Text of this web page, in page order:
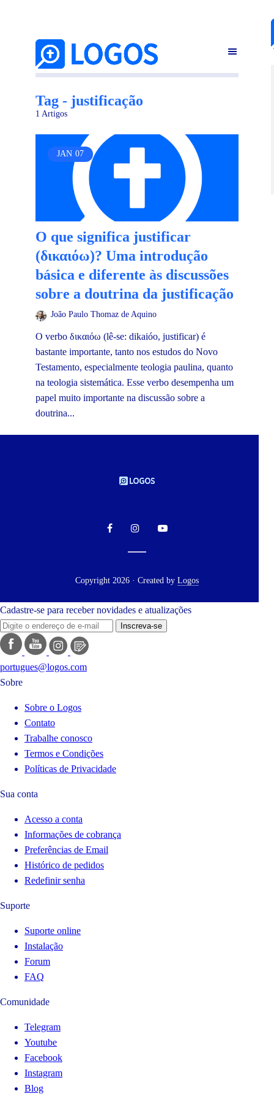
Tag - justificação
1 Artigos
JAN 07
O que significa justificar
(δικαιόω)? Uma introdução
básica e diferente às discussões
sobre a doutrina da justificação
João Paulo Thomaz de Aquino
O verbo δικαιόω (lê-se: dikaióo, justificar) é
bastante importante, tanto nos estudos do Novo
Testamento, especialmente teologia paulina, quanto
na teologia sistemática. Esse verbo desempenha um
papel muito importante na discussão sobre a
doutrina...
Copyright 2026 · Created by Logos